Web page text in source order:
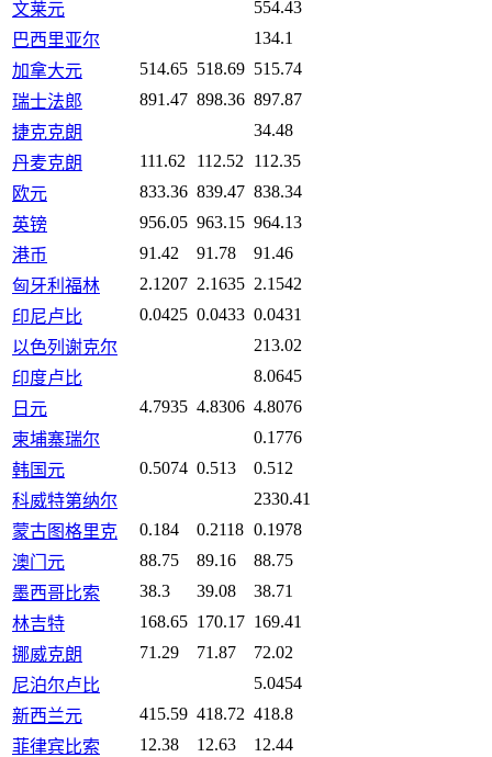
文莱元
554.43
巴西里亚尔
134.1
加拿大元
514.65 518.69 515.74
瑞士法郎
891.47 898.36 897.87
捷克克朗
34.48
丹麦克朗
111.62 112.52
112.35
欧元
833.36 839.47 838.34
英镑
956.05 963.15 964.13
港币
91.42 91.78
91.46
匈牙利福林
2.1207 2.1635 2.1542
印尼卢比
0.0425 0.0433 0.0431
以色列谢克尔
213.02
印度卢比
8.0645
日元
4.7935 4.8306 4.8076
柬埔寨瑞尔
0.1776
韩国元
0.5074 0.513
0.512
科威特第纳尔
2330.41
蒙古图格里克
0.184 0.2118 0.1978
澳门元
88.75 89.16
88.75
墨西哥比索
38.3 39.08
38.71
林吉特
168.65 170.17 169.41
挪威克朗
71.29 71.87
72.02
尼泊尔卢比
5.0454
新西兰元
415.59 418.72 418.8
菲律宾比索
12.38 12.63
12.44